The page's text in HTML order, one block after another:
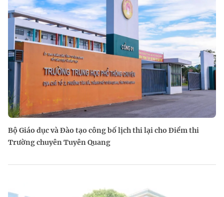
Bộ Giáo dục và Đào tạo công bố lịch thi lại cho Điểm thi
Trường chuyên Tuyên Quang